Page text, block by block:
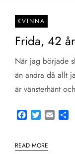
KVINNA
Frida, 42 år
När jag började
än andra då allt
är vänsterhänt
Facebook
TwitterEmail
READ MORE